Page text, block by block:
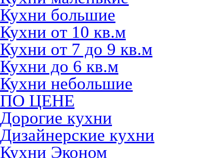
Кухни большие
Кухни от 10 кв.м
Кухни от 7 до 9 кв.м
Кухни до 6 кв.м
Кухни небольшие
ПО ЦЕНЕ
Дорогие кухни
Дизайнерские кухни
Кухни Эконом